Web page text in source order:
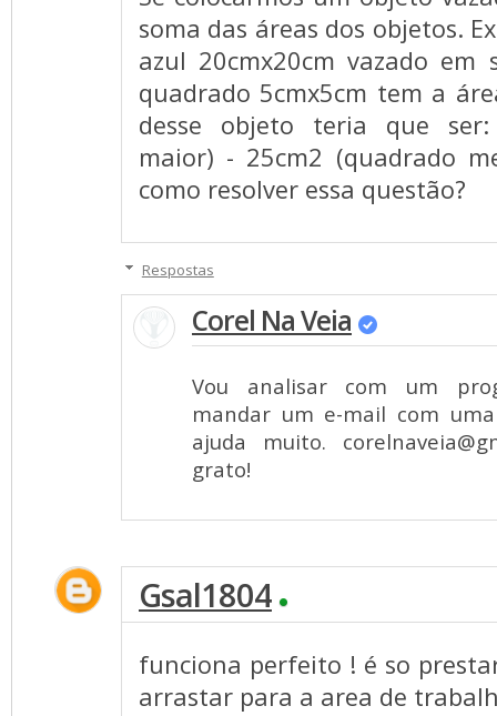
soma das áreas dos objetos.
azul 20cmx20cm vazado
quadrado 5cmx5cm tem a
desse objeto teria que ser:
maior) - 25cm2 (quadrado
como resolver essa questão?
Respostas
Corel Na Veia
Vou analisar com um
mandar um e-mail com
ajuda muito.
grato!
Gsal1804
funciona perfeito ! é so
arrastar para a area de